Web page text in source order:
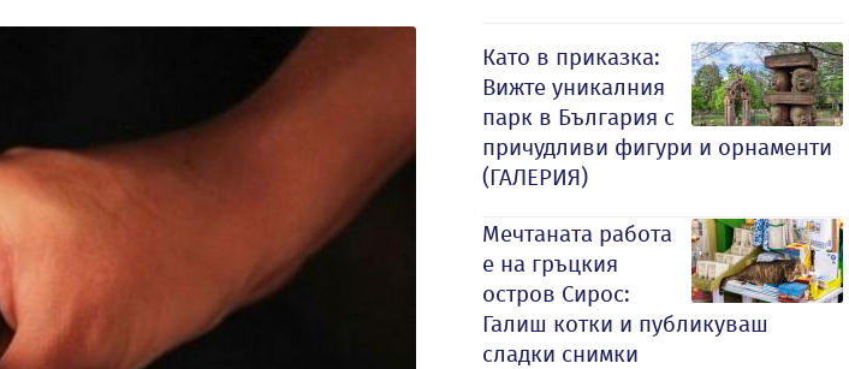
Като в приказка:
Вижте уникалния
парк в България с
причудливи фигури и орнаменти
(ГАЛЕРИЯ)
Мечтаната работа
е на гръцкия
остров Сирос:
Галиш котки и публикуваш
сладки снимки